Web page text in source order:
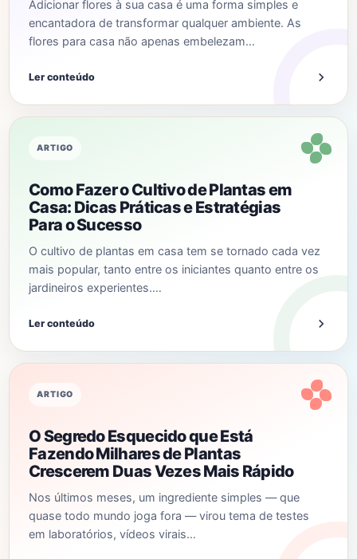
Adicionar flores à sua casa é uma forma simples e
encantadora de transformar qualquer ambiente. As
flores para casa não apenas embelezam…
Ler conteúdo
ARTIGO
Como Fazer o Cultivo de Plantas em
Casa: Dicas Práticas e Estratégias
Para o Sucesso
O cultivo de plantas em casa tem se tornado cada vez
mais popular, tanto entre os iniciantes quanto entre os
jardineiros experientes.…
Ler conteúdo
ARTIGO
O Segredo Esquecido que Está
Fazendo Milhares de Plantas
Crescerem Duas Vezes Mais Rápido
Nos últimos meses, um ingrediente simples — que
quase todo mundo joga fora — virou tema de testes
em laboratórios, vídeos virais…